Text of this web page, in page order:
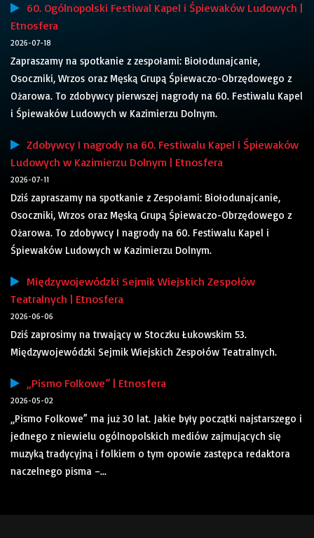
60. Ogólnopolski Festiwal Kapel i Śpiewaków Ludowych |
Etnosfera
2026-07-18
Zapraszamy na spotkanie z zespołami: Biołodunajcanie,
Osoczniki, Wrzos oraz Męską Grupą Śpiewaczo-Obrzędowego z
Ożarowa. To zdobywcy pierwszej nagrody na 60. Festiwalu Kapel
i Śpiewaków Ludowych w Kazimierzu Dolnym.
Zdobywcy I nagrody na 60. Festiwalu Kapel i Śpiewaków
Ludowych w Kazimierzu Dolnym | Etnosfera
2026-07-11
Dziś zapraszamy na spotkanie z Zespołami: Biołodunajcanie,
Osoczniki, Wrzos oraz Męską Grupą Śpiewaczo-Obrzędowego z
Ożarowa. To zdobywcy I nagrody na 60. Festiwalu Kapel i
Śpiewaków Ludowych w Kazimierzu Dolnym.
Międzywojewódzki Sejmik Wiejskich Zespołów
Teatralnych | Etnosfera
2026-06-06
Dziś zaprosimy na trwający w Stoczku Łukowskim 53.
Międzywojewódzki Sejmik Wiejskich Zespołów Teatralnych.
„Pismo Folkowe” | Etnosfera
2026-05-02
„Pismo Folkowe” ma już 30 lat. Jakie były początki najstarszego i
jednego z niewielu ogólnopolskich mediów zajmujących się
muzyką tradycyjną i folkiem o tym opowie zastępca redaktora
naczelnego pisma –...